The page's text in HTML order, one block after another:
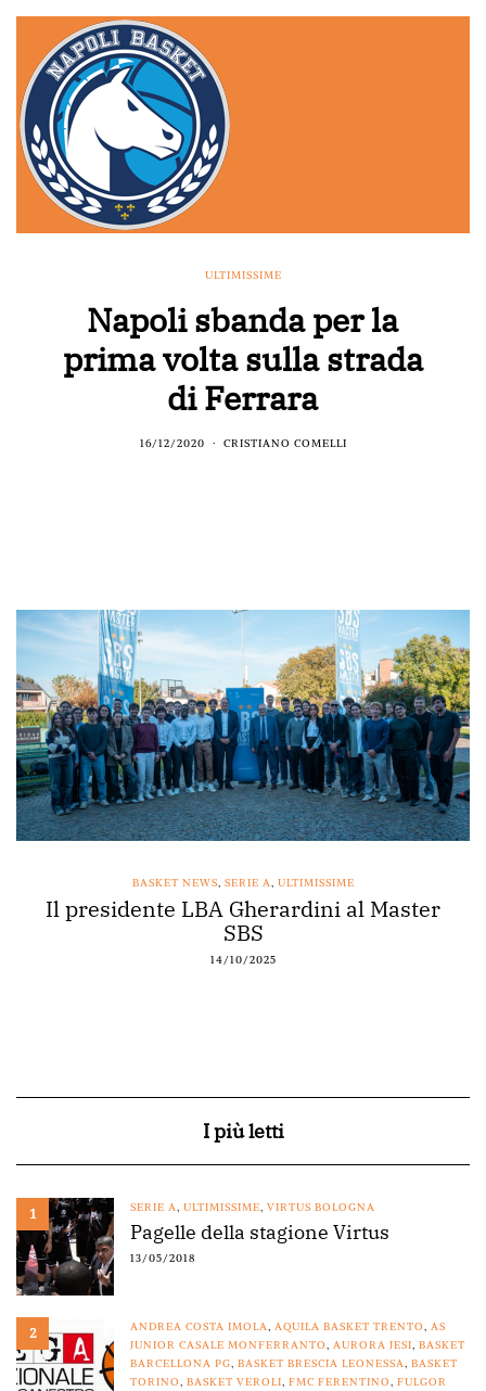
ULTIMISSIME
Napoli sbanda per la
prima volta sulla strada
di Ferrara
16/12/2020 CRISTIANO COMELLI
BASKET NEWS, SERIE A, ULTIMISSIME
Il presidente LBA Gherardini al Master
SBS
14/10/2025
I più letti
1 SERIE A, ULTIMISSIME, VIRTUS BOLOGNA
Pagelle della stagione Virtus
13/05/2018
2 ANDREA COSTA IMOLA, AQUILA BASKET TRENTO, AS
JUNIOR CASALE MONFERRANTO, AURORA JESI, BASKET
BARCELLONA PG, BASKET BRESCIA LEONESSA, BASKET
TORINO, BASKET VEROLI, FMC FERENTINO, FULGOR